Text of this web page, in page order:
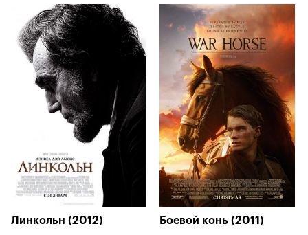
Линкольн (2012) Боевой конь (2011)